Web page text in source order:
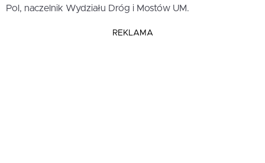
Pol, naczelnik Wydziału Dróg i Mostów UM.
REKLAMA